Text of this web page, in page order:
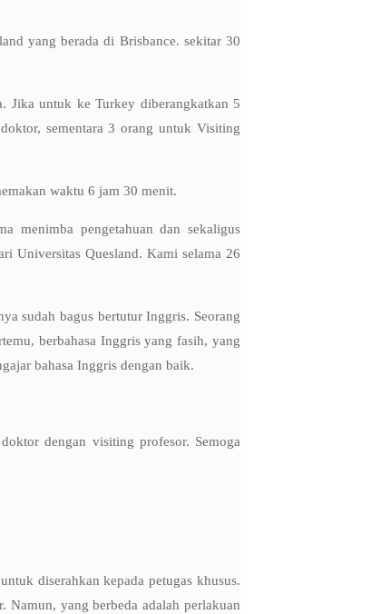
yang berada di Brisbance. sekitar 30
Jika untuk ke Turkey diberangkatkan 5
sementara 3 orang untuk Visiting
waktu 6 jam 30 menit.
menimba pengetahuan dan sekaligus
Universitas Quesland. Kami selama 26
sudah bagus bertutur Inggris. Seorang
berbahasa Inggris yang fasih, yang
bahasa Inggris dengan baik.
dengan visiting profesor. Semoga
diserahkan kepada petugas khusus.
Namun, yang berbeda adalah perlakuan